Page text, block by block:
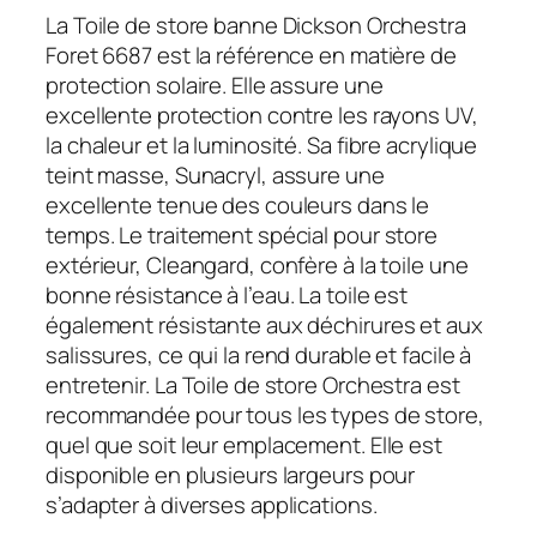
La Toile de store banne Dickson Orchestra
Foret 6687 est la référence en matière de
protection solaire. Elle assure une
excellente protection contre les rayons UV,
la chaleur et la luminosité. Sa fibre acrylique
teint masse, Sunacryl, assure une
excellente tenue des couleurs dans le
temps. Le traitement spécial pour store
extérieur, Cleangard, confère à la toile une
bonne résistance à l’eau. La toile est
également résistante aux déchirures et aux
salissures, ce qui la rend durable et facile à
entretenir. La Toile de store Orchestra est
recommandée pour tous les types de store,
quel que soit leur emplacement. Elle est
disponible en plusieurs largeurs pour
s’adapter à diverses applications.